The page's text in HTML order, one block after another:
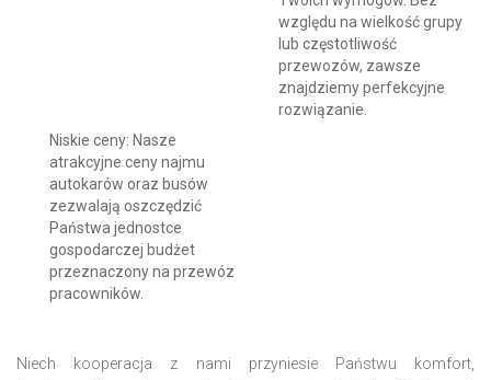
względu na wielkość grupy
lub częstotliwość
przewozów, zawsze
znajdziemy perfekcyjne
rozwiązanie.
Niskie ceny: Nasze
atrakcyjne ceny najmu
autokarów oraz busów
zezwalają oszczędzić
Państwa jednostce
gospodarczej budżet
przeznaczony na przewóz
pracowników.
Niech kooperacja z nami przyniesie Państwu komfort,